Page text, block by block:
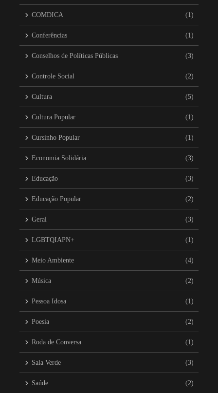
COMDICA (1)
Conferências (1)
Conselhos de Políticas Públicas (3)
Controle Social (2)
Cultura (5)
Cultura Popular (1)
Cursinho Popular (1)
Economia Solidária (3)
Educação (3)
Educação Popular (2)
Geral (3)
LGBTQIAPN+ (1)
Meio Ambiente (4)
Música (2)
Pessoa Idosa (1)
Poesia (2)
Roda de Conversa (1)
Sala Verde (3)
Saúde (2)